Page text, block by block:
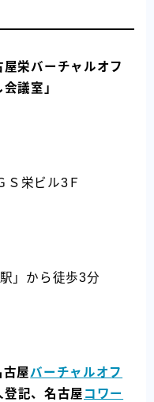
栄バーチャルオフ
議室」
栄ビル3Ｆ
」から徒歩3分
屋バーチャルオフ
記、名古屋 コワー